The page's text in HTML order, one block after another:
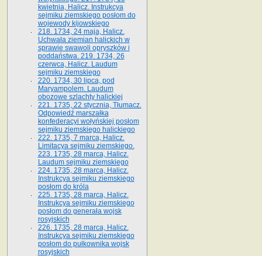
kwietnia, Halicz. Instrukcya
sejmiku ziemskiego posłom do
wojewody kijowskiego
218. 1734, 24 maja, Halicz.
Uchwała ziemian halickich w
sprawie swawoli opryszków i
poddaństwa. 219. 1734, 26
czerwca, Halicz. Laudum
sejmiku ziemskiego
220. 1734, 30 lipca, pod
Maryampolem. Laudum
obozowe szlachty halickiej
221. 1735, 22 stycznia, Tłumacz.
Odpowiedź marszałka
konfederacyi wołyńskiej posłom
sejmiku ziemskiego halickiego
222. 1735, 7 marca, Halicz.
Limitacya sejmiku ziemskiego.
223. 1735, 28 marca, Halicz.
Laudum sejmiku ziemskiego
224. 1735, 28 marca, Halicz.
Instrukcya sejmiku ziemskiego
posłom do króla
225. 1735, 28 marca, Halicz.
Instrukcya sejmiku ziemskiego
posłom do generała wojsk
rosyjskich
226. 1735, 28 marca, Halicz.
Instrukcya sejmiku ziemskiego
posłom do pułkownika wojsk
rosyjskich